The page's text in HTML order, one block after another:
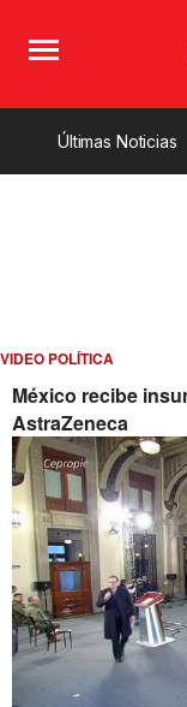
Últimas Noticias
VIDEO POLÍTICA
México recibe
AstraZeneca